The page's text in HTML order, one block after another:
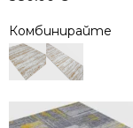
Комбинирайте